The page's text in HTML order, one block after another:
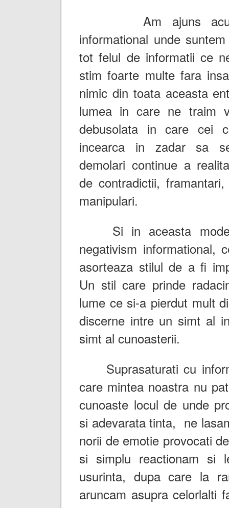
Am ajuns acum
informational unde
tot felul de informatii ce
stim foarte multe fara
nimic din toata aceasta
lumea in care ne traim
debusolata in care cei
incearca in zadar sa
demolari continue a
de contradictii,
manipulari.
Si in aceasta
negativism informational,
asorteaza stilul de a fi
Un stil care prinde
lume ce si-a pierdut mult
discerne intre un simt al
simt al cunoasterii.
Suprasaturati cu
care mintea noastra nu
cunoaste locul de unde
si adevarata tinta, ne
norii de emotie provocati
si simplu reactionam si
usurinta, dupa care la
aruncam asupra celorlalti